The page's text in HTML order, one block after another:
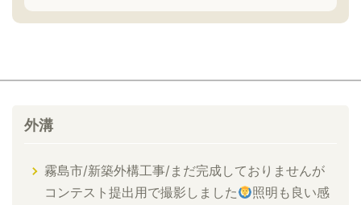
外溝
霧島市/新築外構工事/まだ完成しておりませんが
コンテスト提出用で撮影しました
照明も良い感